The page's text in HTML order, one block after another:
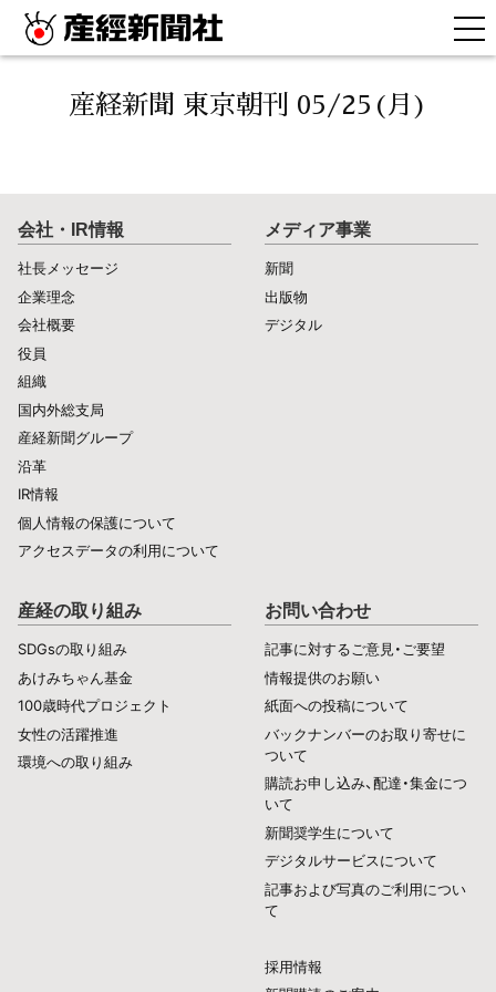
産経新聞 東京朝刊 05/25(月)
会社・IR情報
社長メッセージ
企業理念
会社概要
役員
組織
国内外総支局
産経新聞グループ
沿革
IR情報
個人情報の保護について
アクセスデータの利用について
メディア事業
新聞
出版物
デジタル
産経の取り組み
SDGsの取り組み
あけみちゃん基金
100歳時代プロジェクト
女性の活躍推進
環境への取り組み
お問い合わせ
記事に対するご意見・ご要望
情報提供のお願い
紙面への投稿について
バックナンバーのお取り寄せに
ついて
購読お申し込み、配達・集金につ
いて
新聞奨学生について
デジタルサービスについて
記事および写真のご利用につい
て
採用情報